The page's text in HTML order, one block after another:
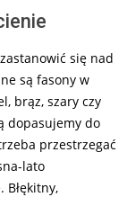
się nad
są fasony w
brąz, szary czy
dopasujemy do
przestrzegać
lato